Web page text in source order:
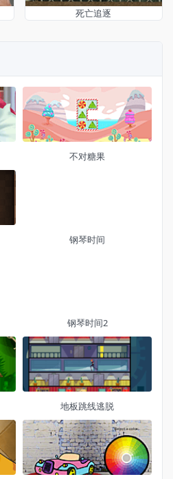
死亡追逐
不对糖果
钢琴时间
钢琴时间2
地板跳线逃脱